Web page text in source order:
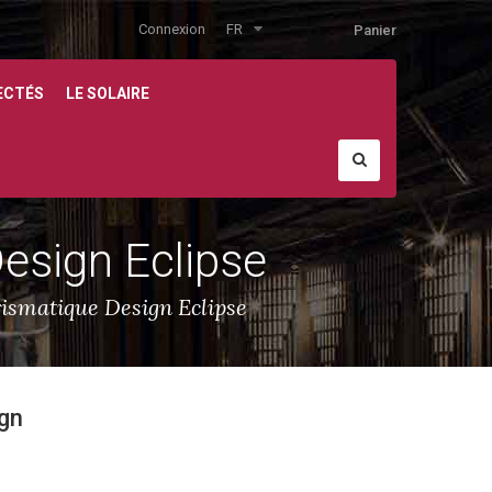
Panier
FR
Connexion
LE SOLAIRE
Eclipse
Design Eclipse